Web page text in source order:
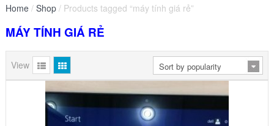
Home / Shop / Products tagged “máy tính giá rẻ”
MÁY TÍNH GIÁ RẺ
View